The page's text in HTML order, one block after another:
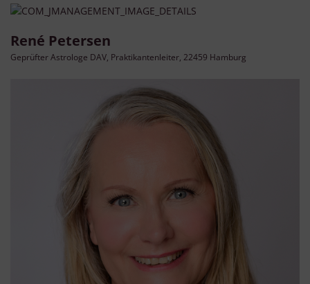
René Petersen
Geprüfter Astrologe DAV, Praktikantenleiter, 22459 Hamburg